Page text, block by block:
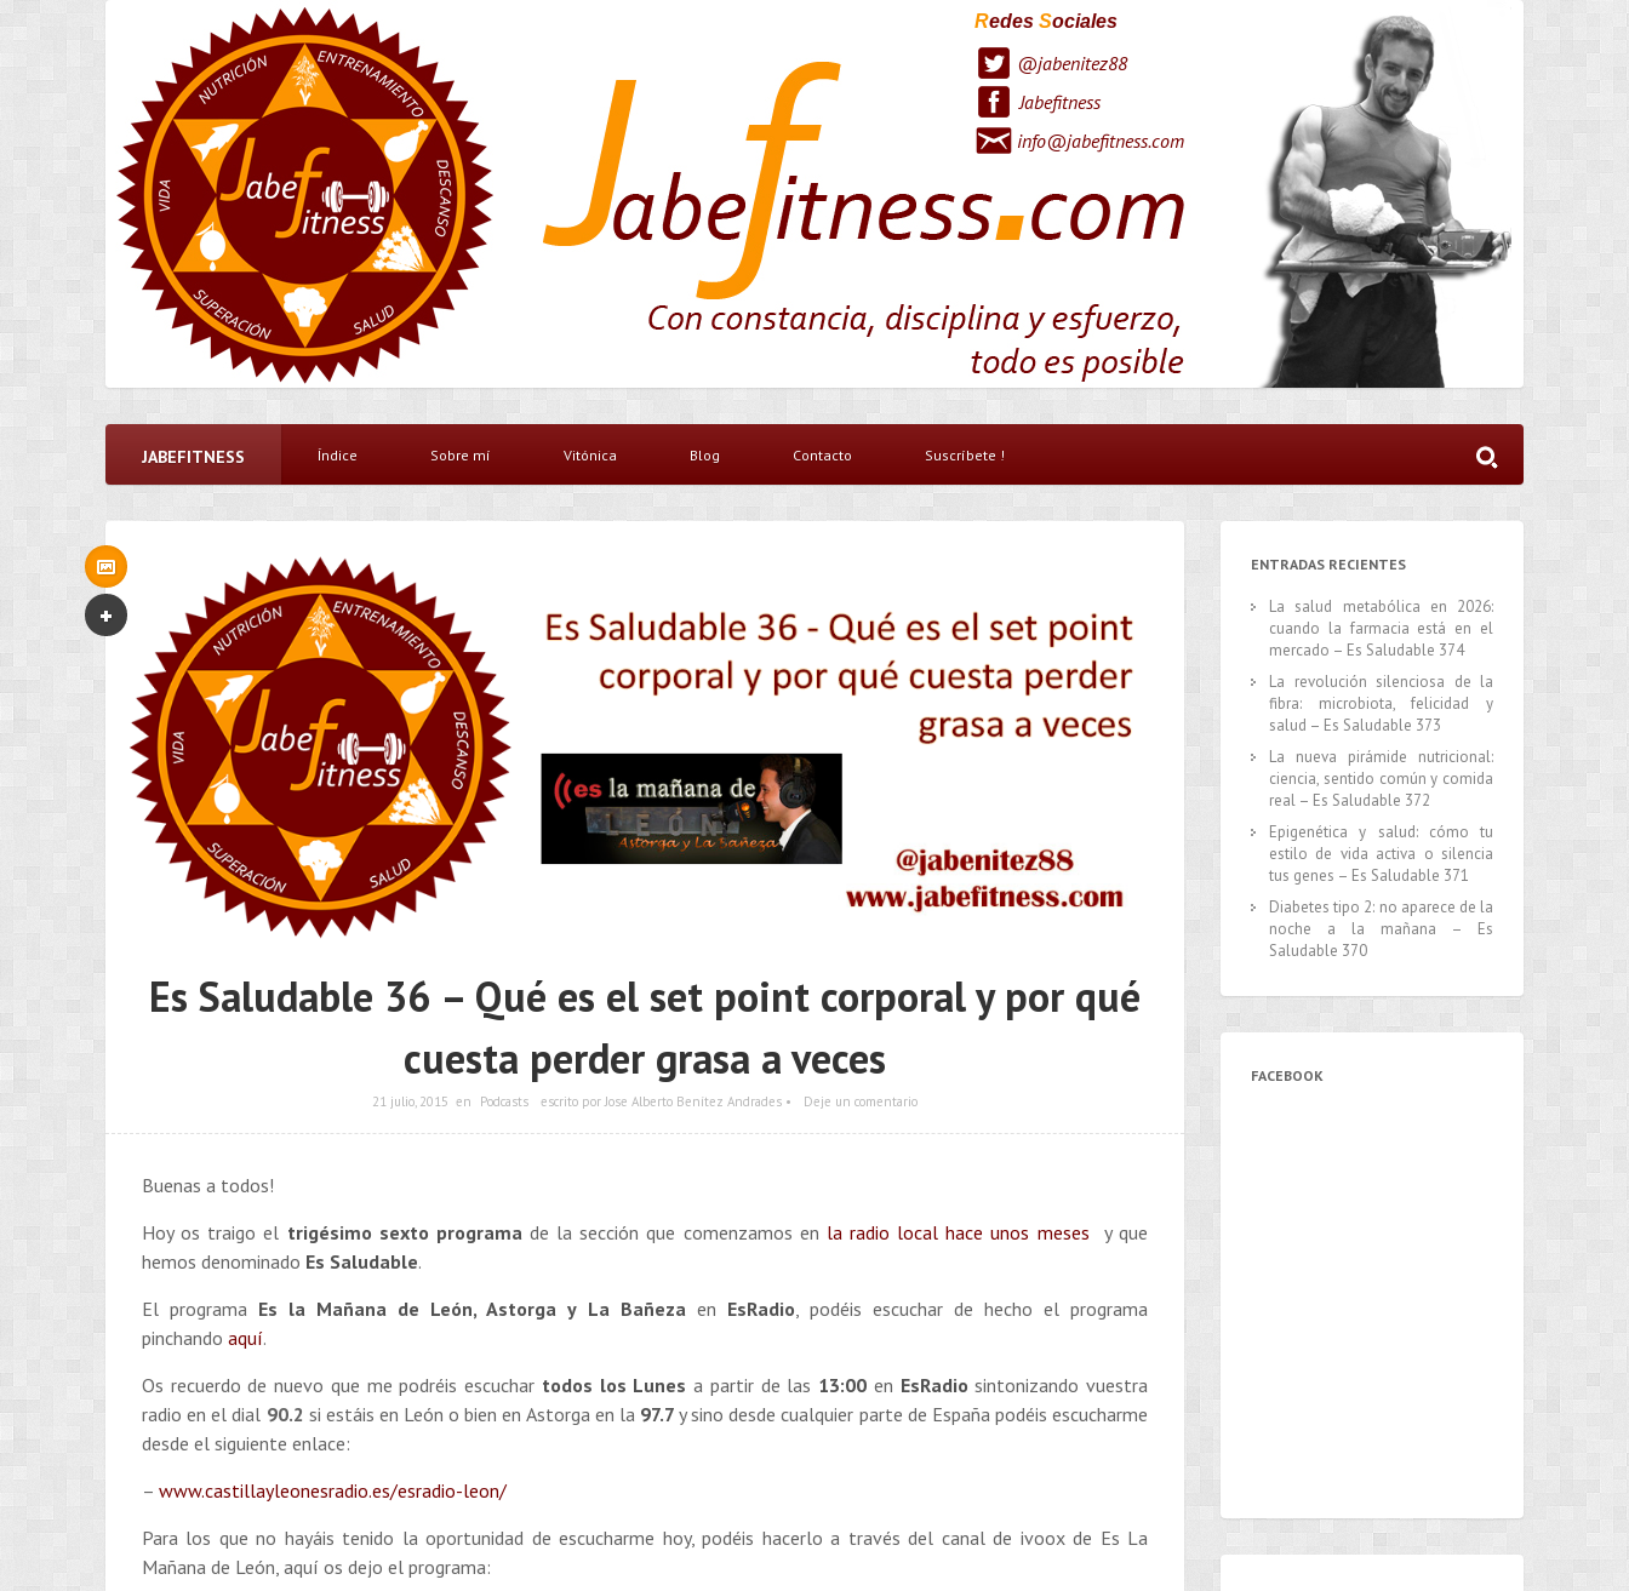
Redes Sociales
@jabenitez88
Jabefitness
info@jabefitness.com
JABEFITNESS Índice Sobre mí Vitónica Blog Contacto Suscríbete !
Es Saludable 36 – Qué es el set point corporal y por qué
cuesta perder grasa a veces
21 julio, 2015 en Podcasts escrito por Jose Alberto Benítez Andrades • Deje un comentario
Buenas a todos!
Hoy os traigo el trigésimo sexto programade la sección que comenzamos en la radio local hace unos meses
y que
hemos denominado Es Saludable.
El programa Es la Mañana de León, Astorga y La Bañeza en EsRadio, podéis escuchar de hecho el programa
pinchando aquí.
Os recuerdo de nuevo que me podréis escuchar todos los Lunes a partir de las 13:00 en EsRadio sintonizando vuestra
radio en el dial 90.2 si estáis en León o bien en Astorga en la 97.7 y sino desde cualquier parte de España podéis escucharme
desde el siguiente enlace:
– www.castillayleonesradio.es/esradio-leon/
Para los que no hayáis tenido la oportunidad de escucharme hoy, podéis hacerlo a través del canal de ivoox de Es La
Mañana de León, aquí os dejo el programa:
ENTRADAS RECIENTES
La salud metabólica en 2026:
cuando la farmacia está en el
mercado – Es Saludable 374
La revolución silenciosa de la
fibra: microbiota, felicidad y
salud – Es Saludable 373
La nueva pirámide nutricional:
ciencia, sentido común y comida
real – Es Saludable 372
Epigenética y salud: cómo tu
estilo de vida activa o silencia
tus genes – Es Saludable 371
Diabetes tipo 2: no aparece de la
noche a la mañana – Es
Saludable 370
FACEBOOK